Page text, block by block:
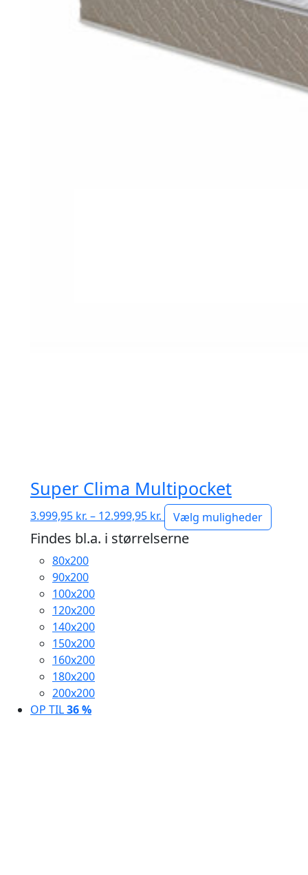
Super Clima Multipocket
3.999,95 kr. – 12.999,95 kr. Prisinterval:
3.999,95 kr.
til
Vælg muligheder
Findes bl.a. i størrelserne
80x200
90x200
100x200
120x200
140x200
150x200
160x200
180x200
200x200
OP TIL36 %